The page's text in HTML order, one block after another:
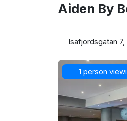
Aiden By
Isafjordsgatan
1 person